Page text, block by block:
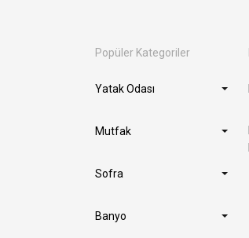
Popüler Kategoriler
Yatak Odası
Mutfak
Sofra
Banyo